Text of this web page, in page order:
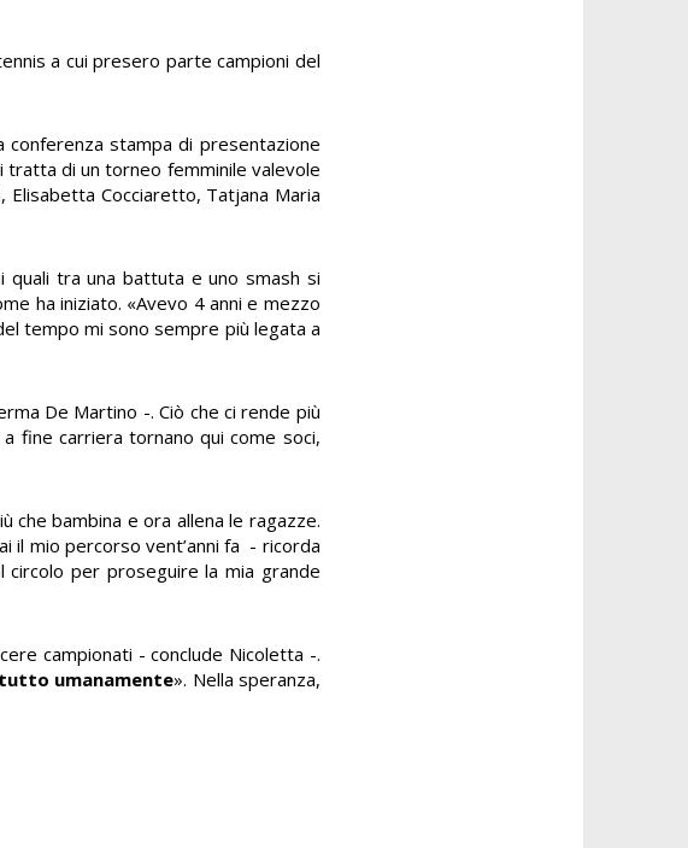
a cui presero parte campioni del
stampa di presentazione
tratta di un torneo femminile valevole
Elisabetta Cocciaretto, Tatjana Maria
quali tra una battuta e uno smash si
ha iniziato. «Avevo 4 anni e mezzo
tempo mi sono sempre più legata a
De Martino -. Ciò che ci rende più
fine carriera tornano qui come soci,
che bambina e ora allena le ragazze.
il mio percorso vent’anni fa - ricorda
per proseguire la mia grande
campionati - conclude Nicoletta -.
umanamente». Nella speranza,